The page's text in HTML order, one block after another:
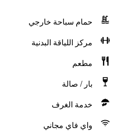
حمام سباحة خارجي
مركز اللياقة البدنية
مطعم
بار / صالة
خدمة الغرف
واي فاي مجاني